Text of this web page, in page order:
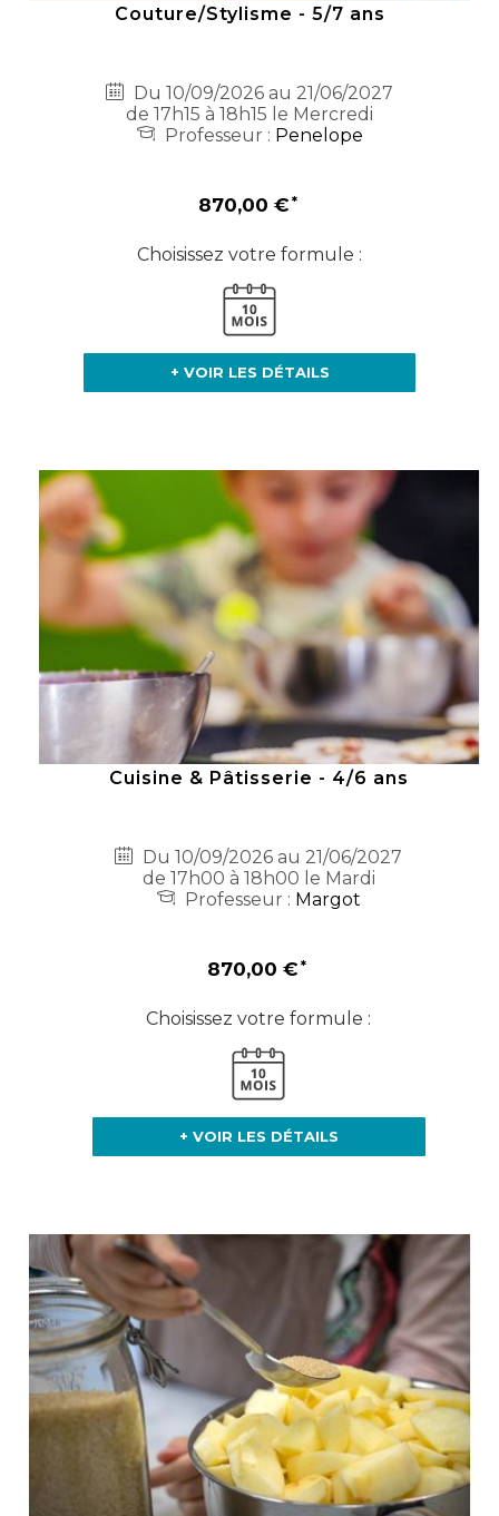
Couture/Stylisme - 5/7 ans
Du 10/09/2026 au 21/06/2027
de 17h15 à 18h15 le Mercredi
Professeur : Penelope
870,00 €
Choisissez votre formule :
+ VOIR LES DÉTAILS
Cuisine & Pâtisserie - 4/6 ans
Du 10/09/2026 au 21/06/2027
de 17h00 à 18h00 le Mardi
Professeur : Margot
870,00 €
Choisissez votre formule :
+ VOIR LES DÉTAILS